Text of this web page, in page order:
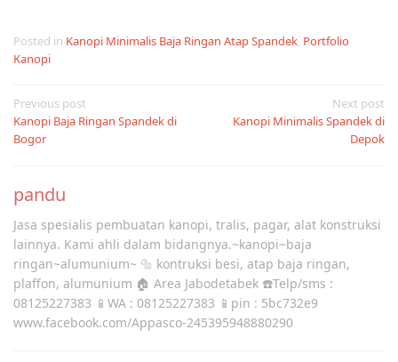
Posted in Kanopi Minimalis Baja Ringan Atap Spandek, Portfolio
Kanopi
Post
navigation
Previous post
Kanopi Baja Ringan Spandek di
Bogor
Next post
Kanopi Minimalis Spandek di
Depok
pandu
Jasa spesialis pembuatan kanopi, tralis, pagar, alat konstruksi
lainnya. Kami ahli dalam bidangnya.~kanopi~baja
ringan~alumunium~ 🔩 kontruksi besi, atap baja ringan,
plaffon, alumunium 🏠 Area Jabodetabek ☎️Telp/sms :
08125227383 📱WA : 08125227383 📱pin : 5bc732e9
www.facebook.com/Appasco-245395948880290